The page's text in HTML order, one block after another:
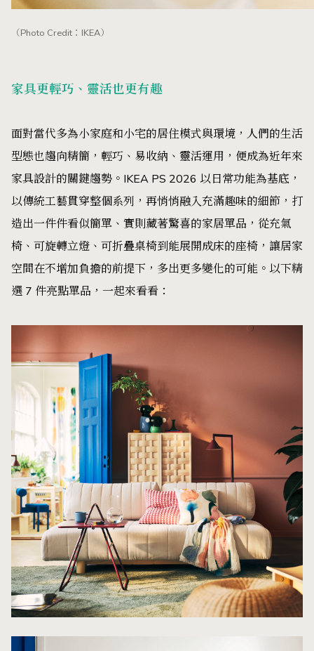
（Photo Credit：IKEA）
家具更輕巧、靈活也更有趣
面對當代多為小家庭和小宅的居住模式與環境，人們的生活
型態也趨向精簡，輕巧、易收納、靈活運用，便成為近年來
家具設計的關鍵趨勢。IKEA PS 2026 以日常功能為基底，
以傳統工藝貫穿整個系列，再悄悄融入充滿趣味的細節，打
造出一件件看似簡單、實則藏著驚喜的家居單品，從充氣
椅、可旋轉立燈、可折疊桌椅到能展開成床的座椅，讓居家
空間在不增加負擔的前提下，多出更多變化的可能。以下精
選 7 件亮點單品，一起來看看：